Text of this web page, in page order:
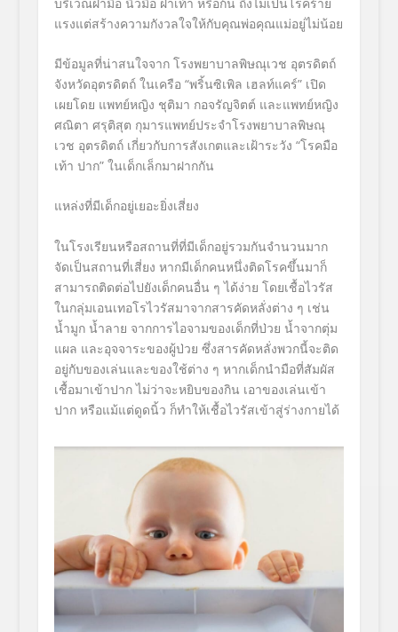
แรงแต่สร้างความกังวลใจให้กับคุณพ่อคุณแม่อยู่ไม่น้อย
มีข้อมูลที่น่าสนใจจาก โรงพยาบาลพิษณุเวช อุตรดิตถ์
จังหวัดอุตรดิตถ์ ในเครือ “พริ้นซิเพิล เฮลท์แคร์” เปิด
เผยโดย แพทย์หญิง ชุติมา กอจรัญจิตต์ และแพทย์หญิง
ศณิตา ศรุติสุต กุมารแพทย์ประจำโรงพยาบาลพิษณุ
เวช อุตรดิตถ์ เกี่ยวกับการสังเกตและเฝ้าระวัง “โรคมือ
เท้า ปาก” ในเด็กเล็กมาฝากกัน
แหล่งที่มีเด็กอยู่เยอะยิ่งเสี่ยง
ในโรงเรียนหรือสถานที่ที่มีเด็กอยู่รวมกันจำนวนมาก
จัดเป็นสถานที่เสี่ยง หากมีเด็กคนหนึ่งติดโรคขึ้นมาก็
สามารถติดต่อไปยังเด็กคนอื่น ๆ ได้ง่าย โดยเชื้อไวรัส
ในกลุ่มเอนเทอโรไวรัสมาจากสารคัดหลั่งต่าง ๆ เช่น
น้ำมูก น้ำลาย จากการไอจามของเด็กที่ป่วย น้ำจากตุ่ม
แผล และอุจจาระของผู้ป่วย ซึ่งสารคัดหลั่งพวกนี้จะติด
อยู่กับของเล่นและของใช้ต่าง ๆ หากเด็กนำมือที่สัมผัส
เชื้อมาเข้าปาก ไม่ว่าจะหยิบของกิน เอาของเล่นเข้า
ปาก หรือแม้แต่ดูดนิ้ว ก็ทำให้เชื้อไวรัสเข้าสู่ร่างกายได้